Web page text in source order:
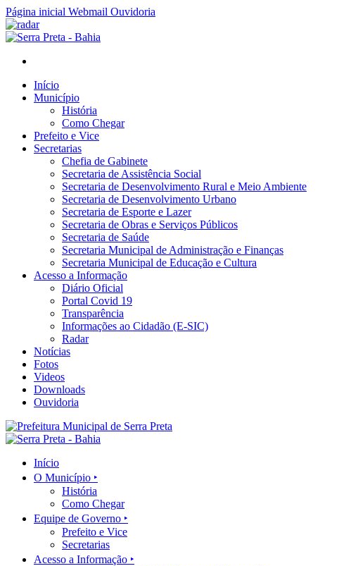
Página inicial Webmail Ouvidoria
Início
Município
História
Como Chegar
Prefeito e Vice
Secretarias
Chefia de Gabinete
Secretaria de Assistência Social
Secretaria de Desenvolvimento Rural e Meio Ambiente
Secretaria de Desenvolvimento Urbano
Secretaria de Esporte e Lazer
Secretaria de Obras e Serviços Públicos
Secretaria de Saúde
Secretaria Municipal de Administração e Finanças
Secretaria Municipal de Educação e Cultura
Acesso a Informação
Diário Oficial
Portal Covid 19
Transparência
Informações ao Cidadão (E-SIC)
Radar
Notícias
Fotos
Videos
Downloads
Ouvidoria
Início
O Município ‣
História
Como Chegar
Equipe de Governo ‣
Prefeito e Vice
Secretarias
Acesso a Informação ‣